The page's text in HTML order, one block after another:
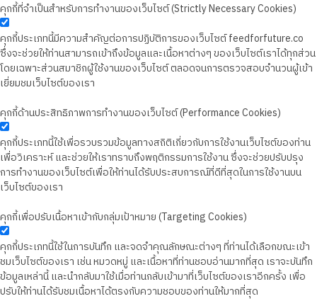
คุกกี้ที่จำเป็นสำหรับการทำงานของเว็บไซต์ (Strictly Necessary Cookies)
คุกกี้ประเภทนี้มีความสำคัญต่อการปฏิบัติการของเว็บไซต์ feedforfuture.co
ซึ่งจะช่วยให้ท่านสามารถเข้าถึงข้อมูลและเนื้อหาต่างๆ ของเว็บไซต์เราได้ทุกส่วน
โดยเฉพาะส่วนสมาชิกผู้ใช้งานของเว็บไซต์ ตลอดจนการตรวจสอบจำนวนผู้เข้า
เยี่ยมชมเว็บไซต์ของเรา
คุกกี้ด้านประสิทธิภาพการทำงานของเว็บไซต์ (Performance Cookies)
คุกกี้ประเภทนี้ใช้เพื่อรวบรวมข้อมูลทางสถิติเกี่ยวกับการใช้งานเว็บไซต์ของท่าน
เพื่อวิเคราะห์ และช่วยให้เราทราบถึงพฤติกรรมการใช้งาน ซึ่งจะช่วยปรับปรุง
การทำงานของเว็บไซต์เพื่อให้ท่านได้รับประสบการณ์ที่ดีที่สุดในการใช้งานบน
เว็บไซต์ของเรา
คุกกี้เพื่อปรับเนื้อหาเข้ากับกลุ่มเป้าหมาย (Targeting Cookies)
คุกกี้ประเภทนี้ใช้ในการบันทึก และจดจำคุณลักษณะต่างๆ ที่ท่านได้เลือกขณะเข้า
ชมเว็บไซต์ของเรา เช่น หมวดหมู่ และเนื้อหาที่ท่านชอบอ่านมากที่สุด เราจะบันทึก
ข้อมูลเหล่านี้ และนำกลับมาใช้เมื่อท่านกลับเข้ามาที่เว็บไซต์ของเราอีกครั้ง เพื่อ
ปรับให้ท่านได้รับชมเนื้อหาได้ตรงกับความชอบของท่านให้มากที่สุด